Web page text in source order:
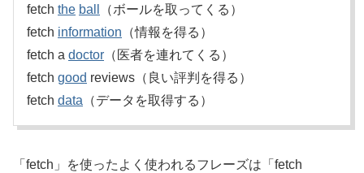
fetch the ball
（ボールを取ってくる）
fetch information （情報を得る）
fetch a doctor （医者を連れてくる）
fetch good reviews（良い評判を得る）
fetch data （データを取得する）
「fetch」を使ったよく使われるフレーズは「fetch